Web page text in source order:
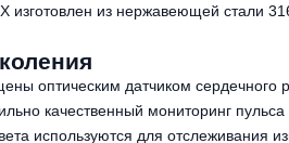
из нержавеющей стали
оптическим датчиком
качественный мониторинг
используются для отслеживания